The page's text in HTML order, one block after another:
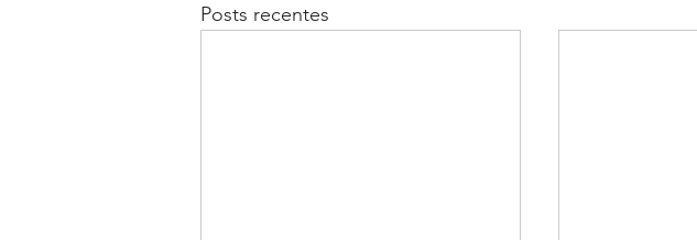
Posts recentes